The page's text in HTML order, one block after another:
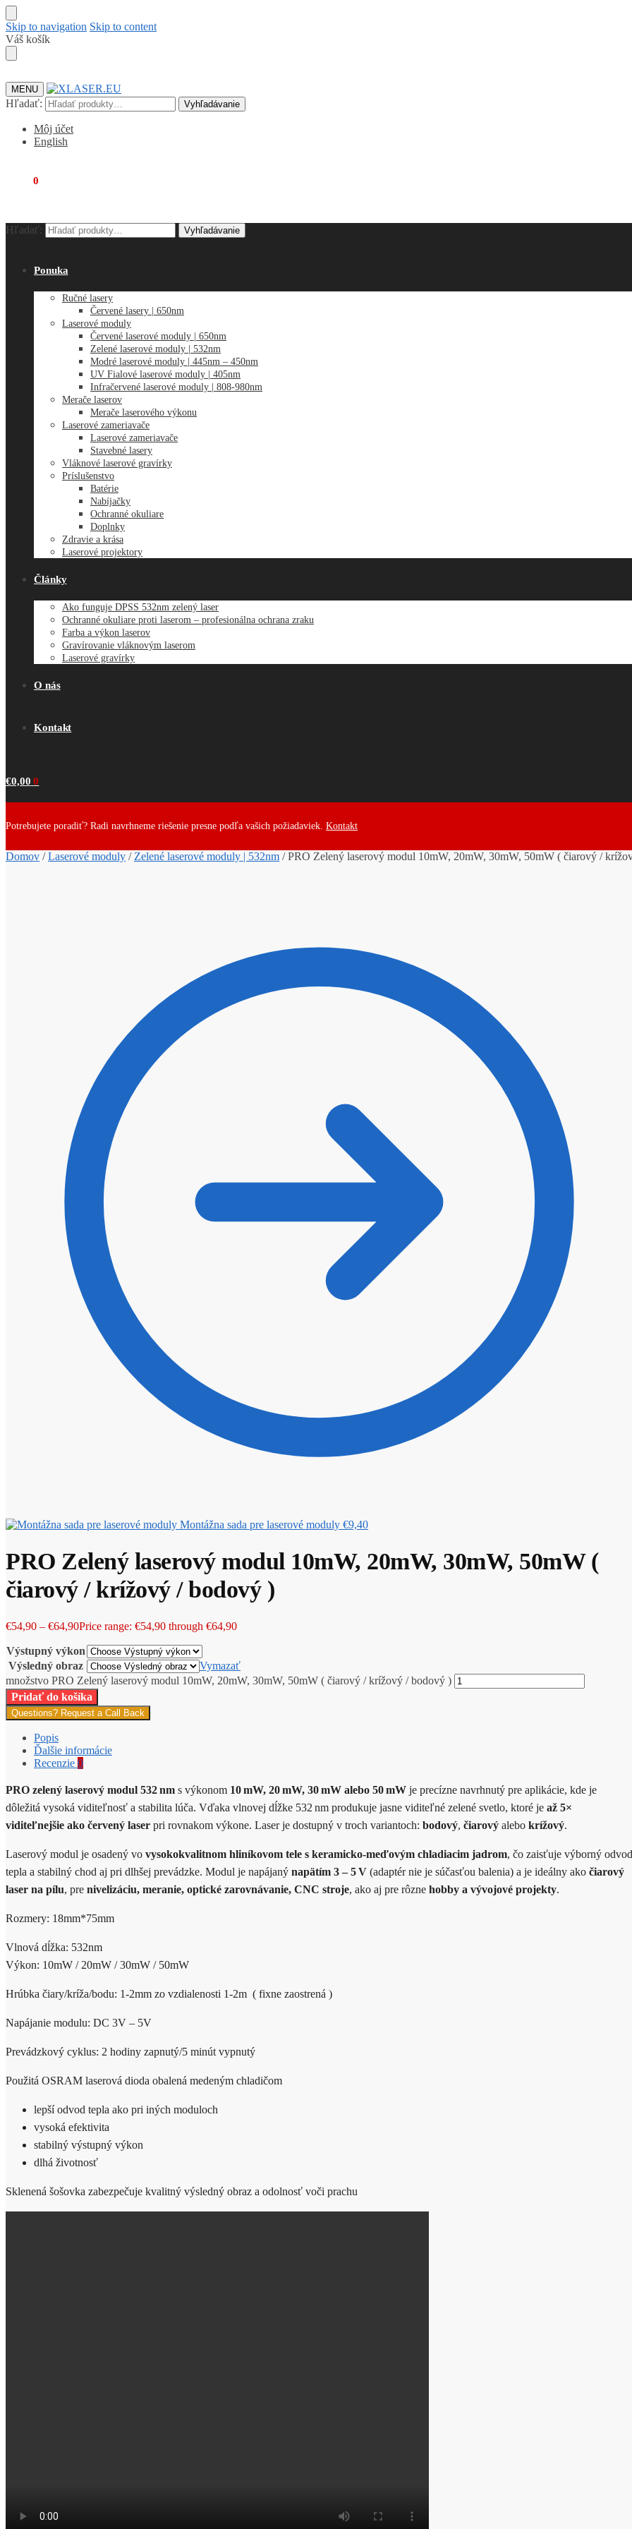
Skip to navigation Skip to content
Váš košík
MENU
Hľadať: Vyhľadávanie
Môj účet
English
0
Hľadať: Vyhľadávanie
Ponuka
Ručné lasery
Červené lasery | 650nm
Laserové moduly
Červené laserové moduly | 650nm
Zelené laserové moduly | 532nm
Modré laserové moduly | 445nm – 450nm
UV Fialové laserové moduly | 405nm
Infračervené laserové moduly | 808-980nm
Merače laserov
Merače laserového výkonu
Laserové zameriavače
Laserové zameriavače
Stavebné lasery
Vláknové laserové gravírky
Príslušenstvo
Batérie
Nabíjačky
Ochranné okuliare
Doplnky
Zdravie a krása
Laserové projektory
Články
Ako funguje DPSS 532nm zelený laser
Ochranné okuliare proti laserom – profesionálna ochrana zraku
Farba a výkon laserov
Gravírovanie vláknovým laserom
Laserové gravírky
O nás
Kontakt
€0,00 0
Potrebujete poradiť? Radi navrhneme riešenie presne podľa vašich požiadaviek. Kontakt
Domov /Laserové moduly / Zelené laserové moduly | 532nm /PRO Zelený laserový modul 10mW, 20mW, 30mW, 50mW ( čiarový /
Montážna sada pre laserové moduly €9,40
PRO Zelený laserový modul 10mW, 20mW, 30mW, 50mW (
čiarový / krížový / bodový )
€54,90 – €64,90Price range: €54,90 through €64,90
Výstupný výkon
Výsledný obraz
Vymazať
množstvo PRO Zelený laserový modul 10mW, 20mW, 30mW, 50mW ( čiarový / krížový / bodový )
Pridať do košíka
Questions? Request a Call Back
Popis
Ďalšie informácie
Recenzie 0
PRO zelený laserový modul 532 nm s výkonom 10 mW, 20 mW, 30 mW alebo 50 mW je precízne navrhnutý pre aplikácie, kde je
dôležitá vysoká viditeľnosť a stabilita lúča. Vďaka vlnovej dĺžke 532 nm produkuje jasne viditeľné zelené svetlo, ktoré je až 5×
viditeľnejšie ako červený laser pri rovnakom výkone. Laser je dostupný v troch variantoch: bodový, čiarový alebo krížový.
Laserový modul je osadený vo vysokokvalitnom hliníkovom tele s keramicko-meďovým chladiacim jadrom, čo zaisťuje výborný odvod
tepla a stabilný chod aj pri dlhšej prevádzke. Modul je napájaný napätím 3 – 5 V (adaptér nie je súčasťou balenia) a je ideálny ako čiarový
laser na pílu, pre nivelizáciu, meranie, optické zarovnávanie, CNC stroje, ako aj pre rôzne hobby a vývojové projekty.
Rozmery: 18mm*75mm
Vlnová dĺžka: 532nm
Výkon: 10mW / 20mW / 30mW / 50mW
Hrúbka čiary/kríža/bodu: 1-2mm zo vzdialenosti 1-2m ( fixne zaostrená )
Napájanie modulu: DC 3V – 5V
Prevádzkový cyklus: 2 hodiny zapnutý/5 minút vypnutý
Použitá OSRAM laserová dioda obalená medeným chladičom
lepší odvod tepla ako pri iných moduloch
vysoká efektivita
stabilný výstupný výkon
dlhá životnosť
Sklenená šošovka zabezpečuje kvalitný výsledný obraz a odolnosť voči prachu